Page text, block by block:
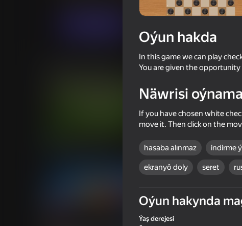
Block Master - Super
76
Oýun hakda
In this game we can play
You are given the
Näwrisi
If you have chosen white
move it. Then click on the
hasaba alınmaz indirme
ekranyô doly seret
Oýun hakynda
Ýaş derejesi